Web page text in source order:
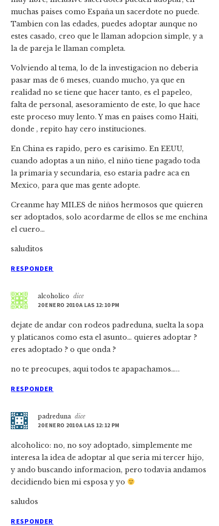
muchas paises como España un sacerdote no puede.
Tambien con las edades, puedes adoptar aunque no
estes casado, creo que le llaman adopcion simple, y a
la de pareja le llaman completa.
Volviendo al tema, lo de la investigacion no deberia
pasar mas de 6 meses, cuando mucho, ya que en
realidad no se tiene que hacer tanto, es el papeleo,
falta de personal, asesoramiento de este, lo que hace
este proceso muy lento. Y mas en paises como Haiti,
donde , repito hay cero instituciones.
En China es rapido, pero es carisimo. En EEUU,
cuando adoptas a un niño, el niño tiene pagado toda
la primaria y secundaria, eso estaria padre aca en
Mexico, para que mas gente adopte.
Creanme hay MILES de niños hermosos que quieren
ser adoptados, solo acordarme de ellos se me enchina
el cuero…
saluditos
RESPONDER
alcoholico
dice
20 ENERO 2010 A LAS 12:10 PM
dejate de andar con rodeos padreduna, suelta la sopa
y platicanos como esta el asunto… quieres adoptar ?
eres adoptado ? o que onda ?
no te preocupes, aqui todos te apapachamos…..
RESPONDER
padreduna dice
20 ENERO 2010 A LAS 12:12 PM
alcoholico: no, no soy adoptado, simplemente me
interesa la idea de adoptar al que seria mi tercer hijo,
y ando buscando informacion, pero todavia andamos
decidiendo bien mi esposa y yo
saludos
RESPONDER